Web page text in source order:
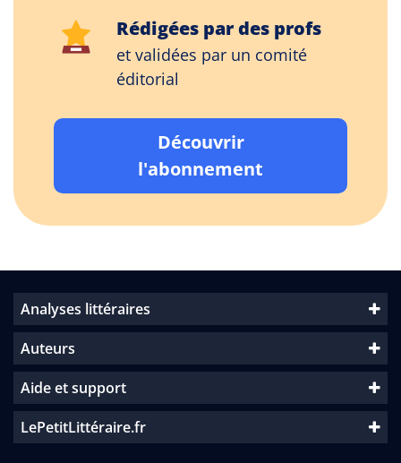
Rédigées par des profs
et validées par un comité
éditorial
Découvrir
l'abonnement
Analyses littéraires
Auteurs
Aide et support
LePetitLittéraire.fr